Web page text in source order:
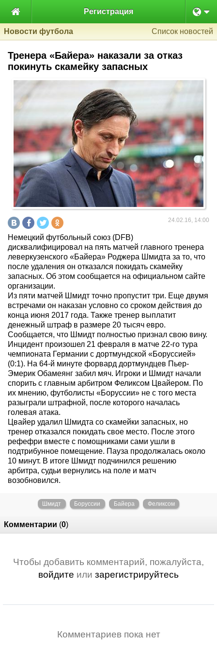
 Регистрация
Новости футбола Список новостей
Тренера «Байера» наказали за отказ
покинуть скамейку запасных
24.02.16, 14:00
Немецкий футбольный союз (DFB)
дисквалифицировал на пять матчей главного тренера
леверкузенского «Байера» Роджера Шмидта за то, что
после удаления он отказался покидать скамейку
запасных. Об этом сообщается на официальном сайте
организации.
Из пяти матчей Шмидт точно пропустит три. Еще двумя
встречами он наказан условно со сроком действия до
конца июня 2017 года. Также тренер выплатит
денежный штраф в размере 20 тысяч евро.
Сообщается, что Шмидт полностью признал свою вину.
Инцидент произошел 21 февраля в матче 22-го тура
чемпионата Германии с дортмундской «Боруссией»
(0:1). На 64-й минуте форвард дортмундцев Пьер-
Эмерик Обамеянг забил мяч. Игроки и Шмидт начали
спорить с главным арбитром Феликсом Цвайером. По
их мнению, футболисты «Боруссии» не с того места
разыграли штрафной, после которого началась
голевая атака.
Цвайер удалил Шмидта со скамейки запасных, но
тренер отказался покидать свое место. После этого
рефефри вместе с помощниками сами ушли в
подтрибунное помещение. Пауза продолжалась около
10 минут. В итоге Шмидт подчинился решению
арбитра, судьи вернулись на поле и матч
возобновился.
Шмидт Боруссии Байера Феликсом
Комментарии (0)
Чтобы добавить комментарий, пожалуйста,
войдите или зарегистрируйтесь
Комментариев пока нет